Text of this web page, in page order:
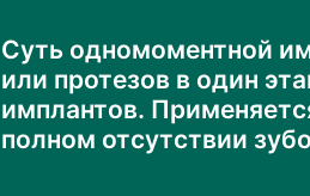
Суть одномоментной
или протезов в один
имплантов.
полном отсутствии